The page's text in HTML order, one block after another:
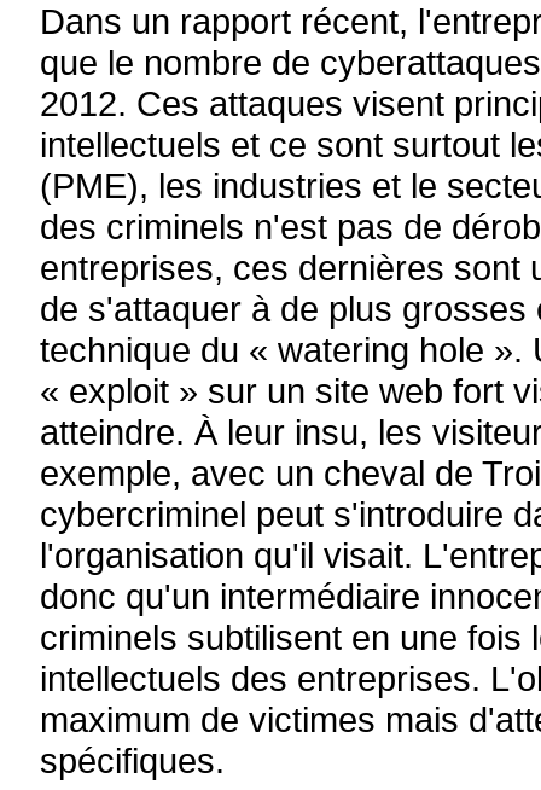
Dans un rapport récent,
que le nombre de
2012. Ces attaques visent
intellectuels et ce sont surtout
(PME), les industries et le
des criminels n'est pas de
entreprises, ces dernières sont
de s'attaquer à de plus
technique du « watering hole
« exploit » sur un site web fort
atteindre. À leur insu, les
exemple, avec un cheval de
cybercriminel peut s'introduire
l'organisation qu'il visait.
donc qu'un intermédiaire
criminels subtilisent en une
intellectuels des entreprises.
maximum de victimes mais
spécifiques.